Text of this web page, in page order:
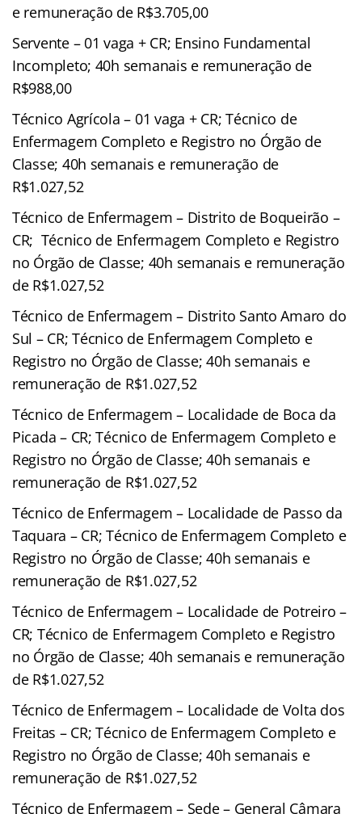
e remuneração de R$3.705,00
Servente – 01 vaga + CR; Ensino Fundamental
Incompleto; 40h semanais e remuneração de
R$988,00
Técnico Agrícola – 01 vaga + CR; Técnico de
Enfermagem Completo e Registro no Órgão de
Classe; 40h semanais e remuneração de
R$1.027,52
Técnico de Enfermagem – Distrito de Boqueirão –
CR; Técnico de Enfermagem Completo e Registro
no Órgão de Classe; 40h semanais e remuneração
de R$1.027,52
Técnico de Enfermagem – Distrito Santo Amaro do
Sul – CR; Técnico de Enfermagem Completo e
Registro no Órgão de Classe; 40h semanais e
remuneração de R$1.027,52
Técnico de Enfermagem – Localidade de Boca da
Picada – CR; Técnico de Enfermagem Completo e
Registro no Órgão de Classe; 40h semanais e
remuneração de R$1.027,52
Técnico de Enfermagem – Localidade de Passo da
Taquara – CR; Técnico de Enfermagem Completo e
Registro no Órgão de Classe; 40h semanais e
remuneração de R$1.027,52
Técnico de Enfermagem – Localidade de Potreiro –
CR; Técnico de Enfermagem Completo e Registro
no Órgão de Classe; 40h semanais e remuneração
de R$1.027,52
Técnico de Enfermagem – Localidade de Volta dos
Freitas – CR; Técnico de Enfermagem Completo e
Registro no Órgão de Classe; 40h semanais e
remuneração de R$1.027,52
Técnico de Enfermagem – Sede – General Câmara